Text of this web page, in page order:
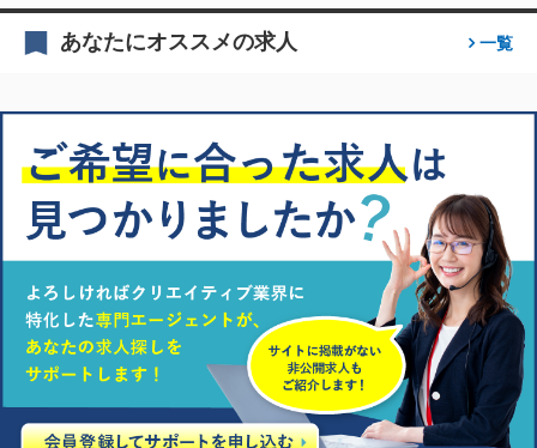
あなたにオススメの求人 一覧